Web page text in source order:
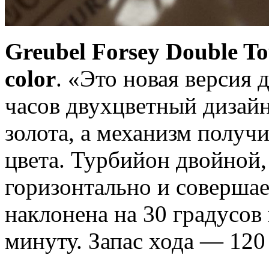
Greubel Forsey Double
color. «Это новая версия
часов двухцветный
золота, а механизм
цвета. Турбийон
горизонтально и
наклонена на 30
минуту. Запас хода —